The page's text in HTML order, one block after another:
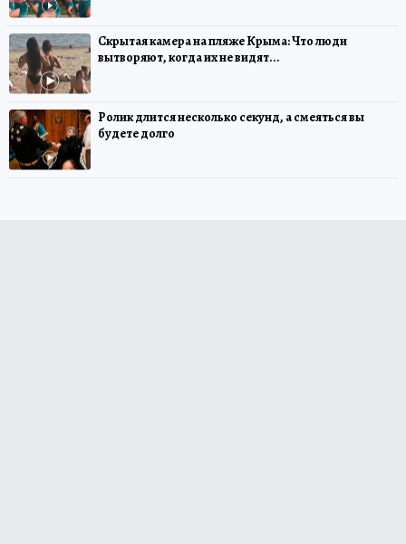
Скрытая камера на пляже Крыма: Что люди
вытворяют, когда их не видят...
Ролик длится несколько секунд, а смеяться вы
будете долго